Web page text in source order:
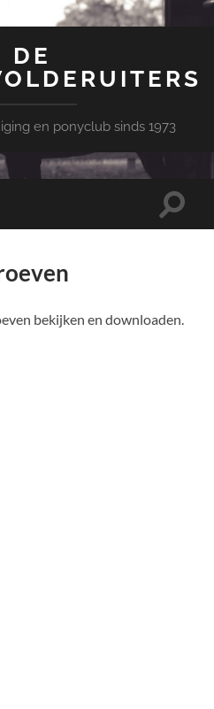
DE
en ponyclub sinds 1973
Toggle
bekijken en downloaden.